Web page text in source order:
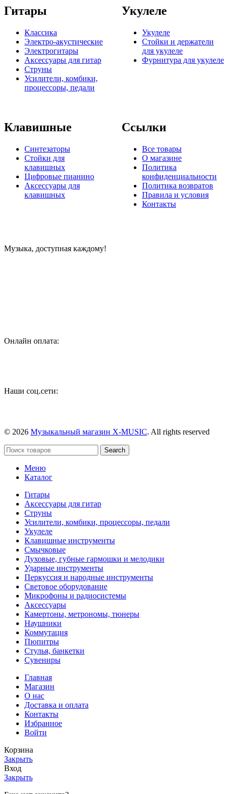
Гитары
Классика
Электро-акустические
Электрогитары
Аксессуары для гитар
Струны
Усилители, комбики,
процессоры, педали
Укулеле
Укулеле
Стойки и держатели
для укулеле
Фурнитура для укулеле
Клавишные
Синтезаторы
Стойки для
клавишных
Цифровые пианино
Аксессуары для
клавишных
Ссылки
Все товары
О магазине
Политика
конфиденциальности
Политика возвратов
Правила и условия
Контакты
Музыка, доступная каждому!
Онлайн оплата:
Наши соц.сети:
© 2026 Музыкальный магазин X-MUSIC. All rights reserved
Search
Меню
Каталог
Гитары
Аксессуары для гитар
Струны
Усилители, комбики, процессоры, педали
Укулеле
Клавишные инструменты
Смычковые
Духовые, губные гармошки и мелодики
Ударные инструменты
Перкуссия и народные инструменты
Световое оборудование
Микрофоны и радиосистемы
Аксессуары
Камертоны, метрономы, тюнеры
Наушники
Коммутация
Пюпитры
Стулья, банкетки
Сувениры
Главная
Магазин
О нас
Доставка и оплата
Контакты
Избранное
Войти
Корзина
Закрыть
Вход
Закрыть